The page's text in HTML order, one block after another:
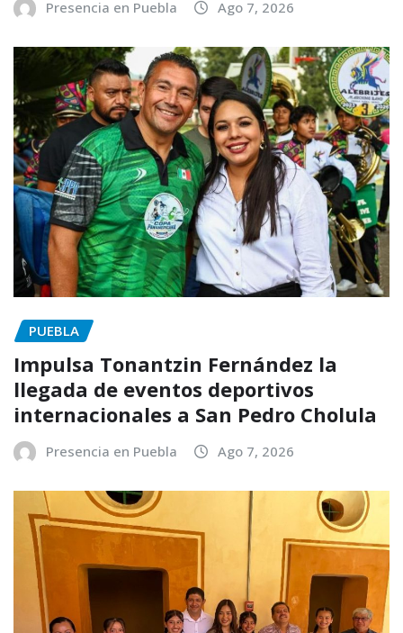
Presencia en Puebla Ago 7, 2026
PUEBLA
Impulsa Tonantzin Fernández la
llegada de eventos deportivos
internacionales a San Pedro Cholula
Presencia en Puebla Ago 7, 2026